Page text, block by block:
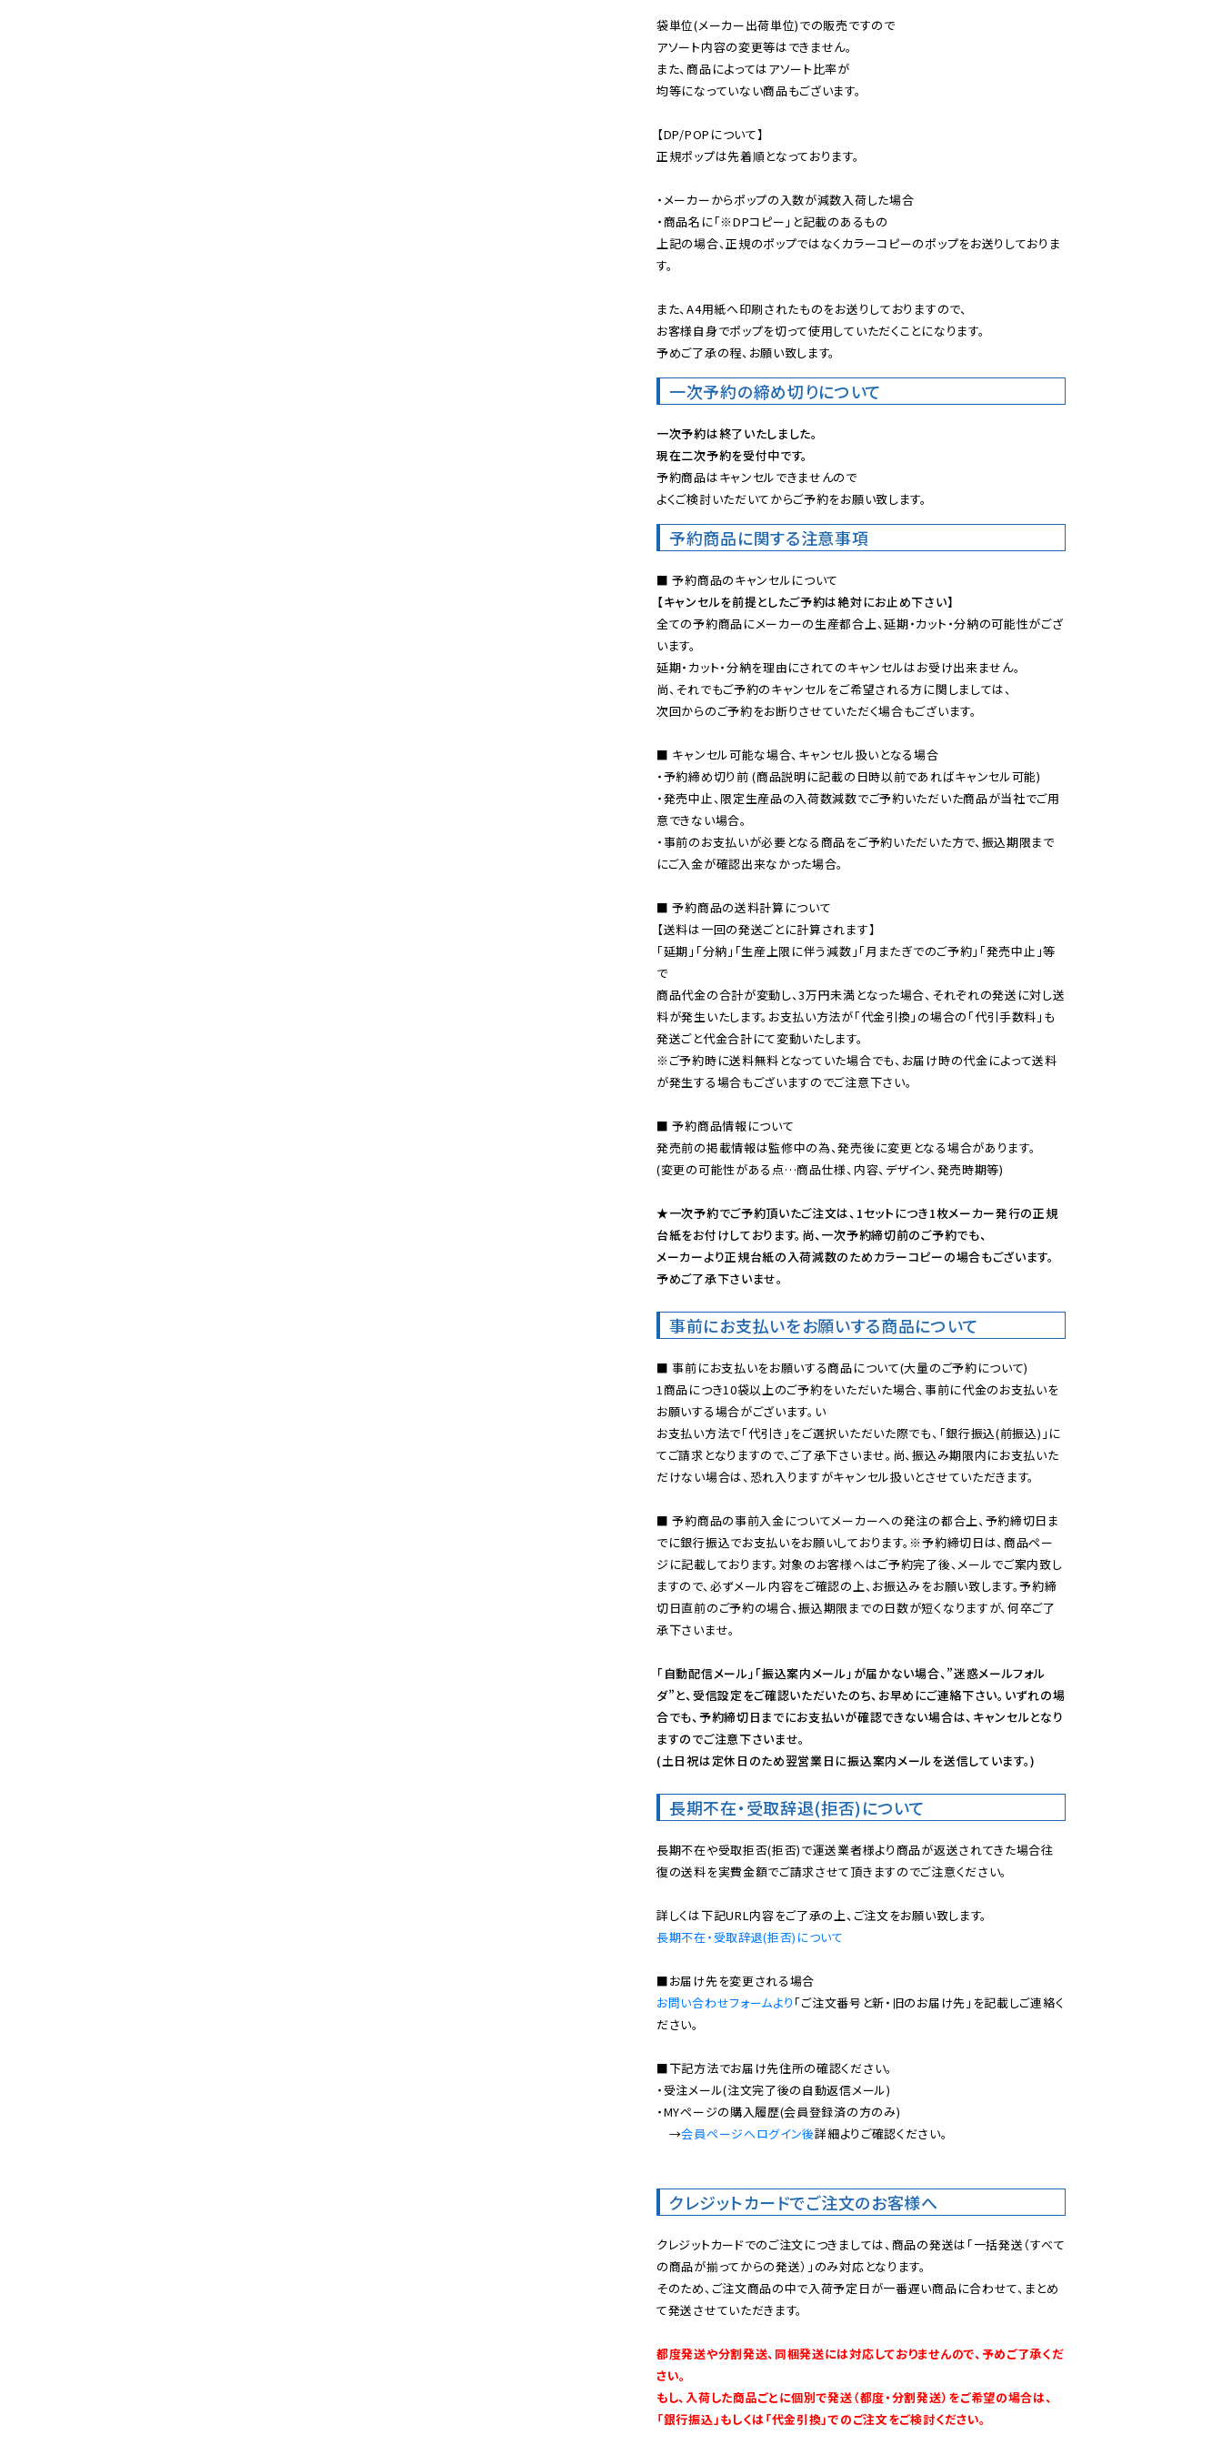
袋単位(メーカー出荷単位)での販売ですので
アソート内容の変更等はできません。
また、商品によってはアソート比率が
均等になっていない商品もございます。
【DP/POPについて】
正規ポップは先着順となっております。
・メーカーからポップの入数が減数入荷した場合
・商品名に「※DPコピー」と記載のあるもの
上記の場合、正規のポップではなくカラーコピーのポップをお送りしておりま
す。
また、A4用紙へ印刷されたものをお送りしておりますので、
お客様自身でポップを切って使用していただくことになります。
予めご了承の程、お願い致します。
一次予約の締め切りについて
一次予約は終了いたしました。
現在二次予約を受付中です。
予約商品はキャンセルできませんので
よくご検討いただいてからご予約をお願い致します。
予約商品に関する注意事項
【キャンセルを前提としたご予約は絶対にお止め下さい】
全ての予約商品にメーカーの生産都合上、延期・カット・分納の可能性がござ
います。
延期・カット・分納を理由にされてのキャンセルはお受け出来ません。
尚、それでもご予約のキャンセルをご希望される方に関しましては、
次回からのご予約をお断りさせていただく場合もございます。
■ キャンセル可能な場合、キャンセル扱いとなる場合
・予約締め切り前 (商品説明に記載の日時以前であればキャンセル可能)
・発売中止、限定生産品の入荷数減数でご予約いただいた商品が当社でご用
意できない場合。
・事前のお支払いが必要となる商品をご予約いただいた方で、振込期限まで
にご入金が確認出来なかった場合。
■ 予約商品の送料計算について
【送料は一回の発送ごとに計算されます】
「延期」「分納」「生産上限に伴う減数」「月またぎでのご予約」「発売中止」等
で
商品代金の合計が変動し、3万円未満となった場合、それぞれの発送に対し送
料が発生いたします。お支払い方法が「代金引換」の場合の「代引手数料」も
※ご予約時に送料無料となっていた場合でも、お届け時の代金によって送料
が発生する場合もございますのでご注意下さい。
■ 予約商品情報について
発売前の掲載情報は監修中の為、発売後に変更となる場合があります。
(変更の可能性がある点…商品仕様、内容、デザイン、発売時期等)
★一次予約でご予約頂いたご注文は、1セットにつき1枚メーカー発行の正規
台紙をお付けしております。尚、一次予約締切前のご予約でも、
メーカーより正規台紙の入荷減数のためカラーコピーの場合もございます。
予めご了承下さいませ。
事前にお支払いをお願いする商品について
■ 事前にお支払いをお願いする商品について(大量のご予約について)
1商品につき10袋以上のご予約をいただいた場合、事前に代金のお支払いを
お願いする場合がございます。い
お支払い方法で「代引き」をご選択いただいた際でも、「銀行振込(前振込)」に
てご請求となりますので、ご了承下さいませ。尚、振込み期限内にお支払いた
だけない場合は、恐れ入りますがキャンセル扱いとさせていただきます。
■ 予約商品の事前入金についてメーカーへの発注の都合上、予約締切日ま
でに銀行振込でお支払いをお願いしております。※予約締切日は、商品ペー
ジに記載しております。対象のお客様へはご予約完了後、メールでご案内致し
ますので、必ずメール内容をご確認の上、お振込みをお願い致します。予約締
切日直前のご予約の場合、振込期限までの日数が短くなりますが、何卒ご了
承下さいませ。
「自動配信メール」「振込案内メール」が届かない場合、”迷惑メールフォル
ダ”と、受信設定をご確認いただいたのち、お早めにご連絡下さい。いずれの場
合でも、予約締切日までにお支払いが確認できない場合は、キャンセルとなり
ますのでご注意下さいませ。
(土日祝は定休日のため翌営業日に振込案内メールを送信しています。)
長期不在・受取辞退(拒否)について
長期不在や受取拒否(拒否)で運送業者様より商品が返送されてきた場合往
復の送料を実費金額でご請求させて頂きますのでご注意ください。
長期不在・受取辞退(拒否)について
お問い合わせフォームより 「ご注文番号と新・旧のお届け先」を記載しご連絡く
ださい。
■下記方法でお届け先住所の確認ください。
・受注メール(注文完了後の自動返信メール)
・MYページの購入履歴(会員登録済の方のみ)
→会員ページへログイン後詳細よりご確認ください。
クレジットカードでご注文のお客様へ
クレジットカードでのご注文につきましては、商品の発送は「一括発送（すべて
の商品が揃ってからの発送）」のみ対応となります。
そのため、ご注文商品の中で入荷予定日が一番遅い商品に合わせて、まとめ
て発送させていただきます。
都度発送や分割発送、同梱発送には対応しておりませんので、予めご了承くだ
さい。
もし、入荷した商品ごとに個別で発送（都度・分割発送）をご希望の場合は、
「銀行振込」もしくは「代金引換」でのご注文をご検討ください。